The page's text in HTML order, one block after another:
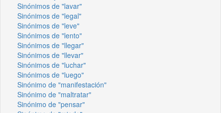
Sinónimos de "lavar"
Sinónimos de "legal"
Sinónimos de "leve"
Sinónimos de "lento"
Sinónimos de "llegar"
Sinónimos de "llevar"
Sinónimos de "luchar"
Sinónimos de "luego"
Sinónimo de "manifestación"
Sinónimo de "maltratar"
Sinónimo de "pensar"